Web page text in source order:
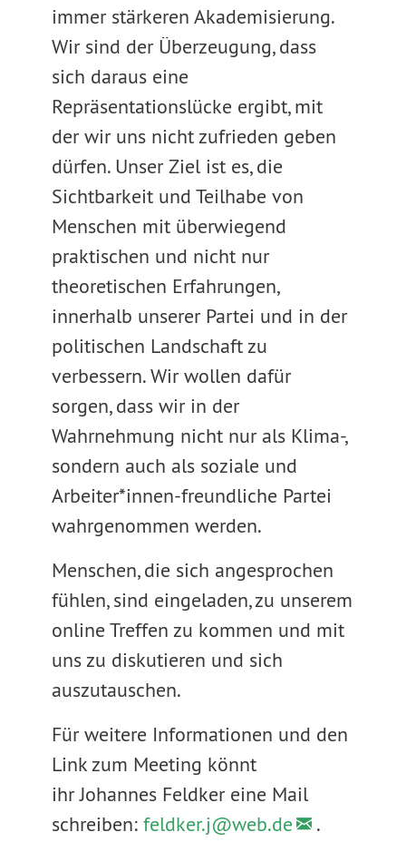
immer stärkeren Akademisierung.
Wir sind der Überzeugung, dass
sich daraus eine
Repräsentationslücke ergibt, mit
der wir uns nicht zufrieden geben
dürfen. Unser Ziel ist es, die
Sichtbarkeit und Teilhabe von
Menschen mit überwiegend
praktischen und nicht nur
theoretischen Erfahrungen,
innerhalb unserer Partei und in der
politischen Landschaft zu
verbessern. Wir wollen dafür
sorgen, dass wir in der
Wahrnehmung nicht nur als Klima-,
sondern auch als soziale und
Arbeiter*innen-freundliche Partei
wahrgenommen werden.
Menschen, die sich angesprochen
fühlen, sind eingeladen, zu unserem
online Treffen zu kommen und mit
uns zu diskutieren und sich
auszutauschen.
Für weitere Informationen und den
Link zum Meeting könnt
ihr Johannes Feldker eine Mail
schreiben: feldker.j@web.de
.